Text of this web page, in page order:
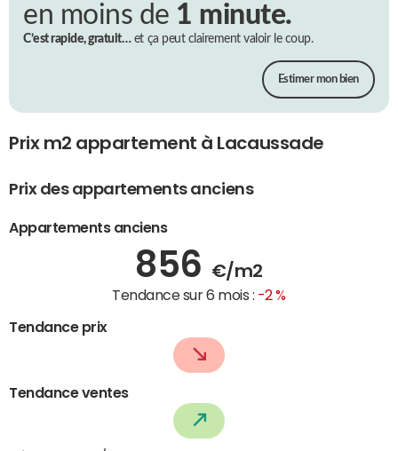
en moins de 1 minute.
C’est rapide, gratuit…et ça peut clairement valoir le coup.
Estimer mon bien
Prix m2 appartement à Lacaussade
Prix des appartements anciens
Appartements anciens
856 €/m2
Tendance sur 6 mois : -2 %
Tendance prix
Tendance ventes